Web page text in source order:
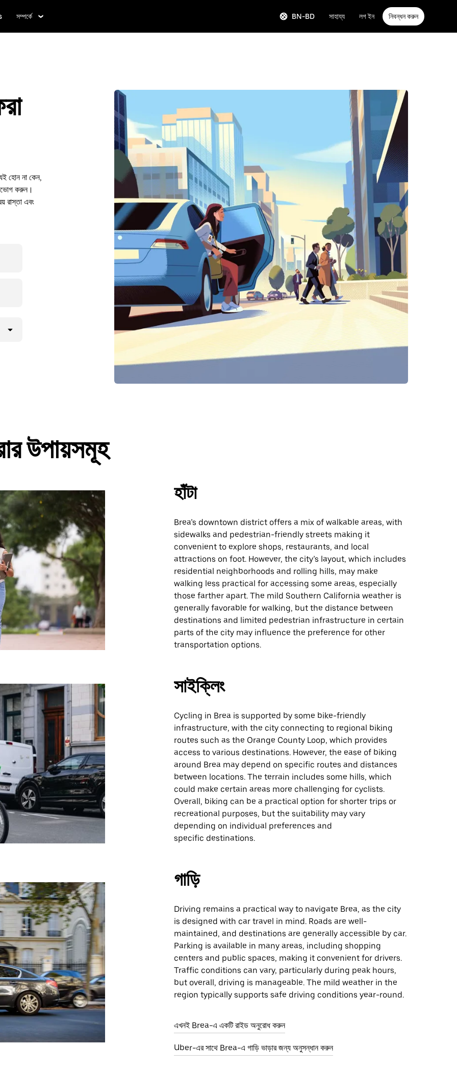
সম্পর্কে BN-BD সাহায্য লগ ইন নিবন্ধন করুন
হোন না কেন,
করুন।
রাস্তা এবং
উপায়সমূহ
হাঁটা
Brea’s downtown district offers a mix of walkable areas, with
sidewalks and pedestrian-friendly streets making it
convenient to explore shops, restaurants, and local
attractions on foot. However, the city’s layout, which includes
residential neighborhoods and rolling hills, may make
walking less practical for accessing some areas, especially
those farther apart. The mild Southern California weather is
generally favorable for walking, but the distance between
destinations and limited pedestrian infrastructure in certain
parts of the city may influence the preference for other
transportation options.
সাইক্লিং
Cycling in Brea is supported by some bike-friendly
infrastructure, with the city connecting to regional biking
routes such as the Orange County Loop, which provides
access to various destinations. However, the ease of biking
around Brea may depend on specific routes and distances
between locations. The terrain includes some hills, which
could make certain areas more challenging for cyclists.
Overall, biking can be a practical option for shorter trips or
recreational purposes, but the suitability may vary
depending on individual preferences and
specific destinations.
গাড়ি
Driving remains a practical way to navigate Brea, as the city
is designed with car travel in mind. Roads are well-
maintained, and destinations are generally accessible by car.
Parking is available in many areas, including shopping
centers and public spaces, making it convenient for drivers.
Traffic conditions can vary, particularly during peak hours,
but overall, driving is manageable. The mild weather in the
region typically supports safe driving conditions year-round.
এখনই Brea-এ একটি রাইড অনুরোধ করুন
Uber-এর সাথে Brea-এ গাড়ি ভাড়ার জন্য অনুসন্ধান করুন